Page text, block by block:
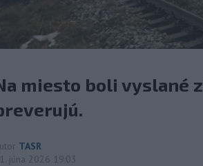
miesto boli vyslané
TASR
júna 2026 19:03